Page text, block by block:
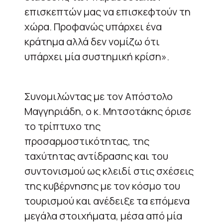
επισκεπτών μας να επισκεφτούν τη
χώρα. Προφανώς υπάρχει ένα
κράτημα αλλά δεν νομίζω ότι
υπάρχει μία συστημική κρίση».
Συνομιλώντας με τον Απόστολο
Μαγγηριάδη, ο κ. Μητσοτάκης όρισε
το τρίπτυχο της
προσαρμοστικότητας, της
ταχύτητας αντίδρασης και του
συντονισμού ως κλειδί στις σχέσεις
της κυβέρνησης με τον κόσμο του
τουρισμού και ανέδειξε τα επόμενα
μεγάλα στοιχήματα, μέσα από μία